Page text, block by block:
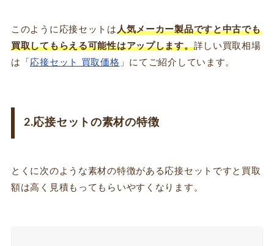
このように応接セットは人気メーカー製品ですと中古でも
買取してもらえる可能性はアップします。詳しい買取相場
は「 応接セット 買取価格 」にてご紹介しています。
2.応接セットの素材の特徴
とくに次のような素材の特徴がある応接セットですと買取
額は高く見積もってもらいやすくなります。